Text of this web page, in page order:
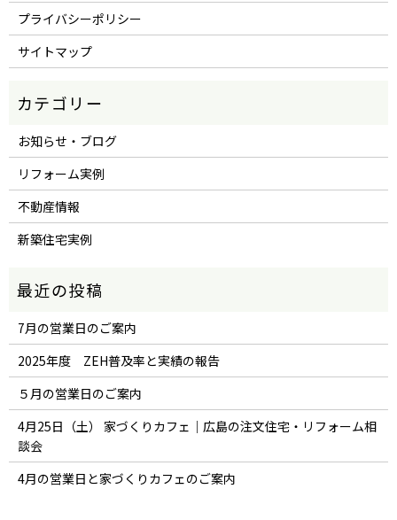
プライバシーポリシー
サイトマップ
お知らせ・ブログ
リフォーム実例
不動産情報
新築住宅実例
7月の営業日のご案内
2025年度 ZEH普及率と実績の報告
５月の営業日のご案内
4月25日（土） 家づくりカフェ｜広島の注文住宅・リフォーム相
談会
4月の営業日と家づくりカフェのご案内